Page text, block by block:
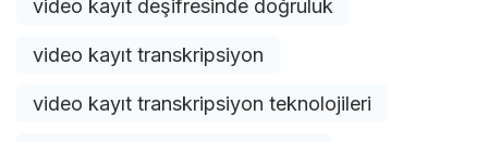
video kayıt deşifresinde doğruluk
video kayıt transkripsiyon
video kayıt transkripsiyon teknolojileri